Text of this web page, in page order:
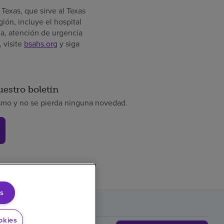
que sirve al Texas
incluye el hospital
atención de urgencia
visite bsahs.org y siga
boletín
y no se pierda ninguna novedad.